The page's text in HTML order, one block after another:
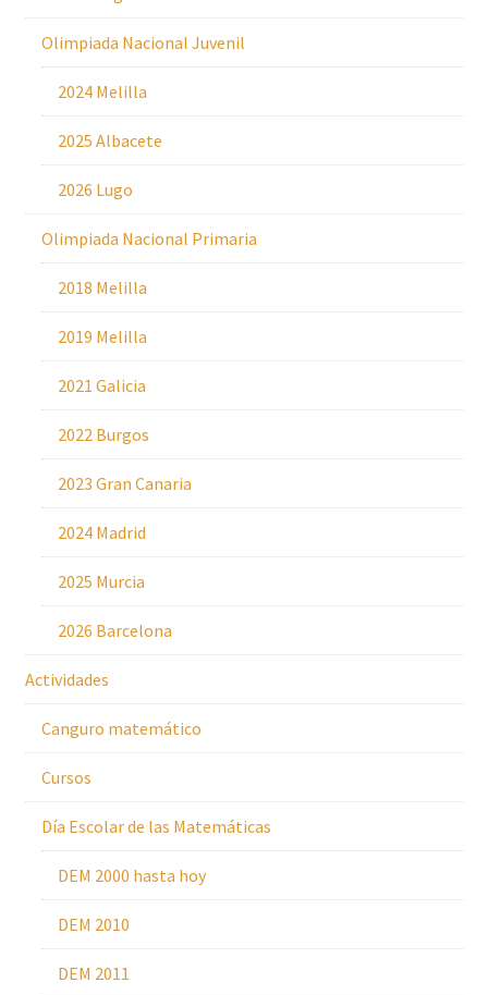
Olimpiada Nacional Juvenil
2024 Melilla
2025 Albacete
2026 Lugo
Olimpiada Nacional Primaria
2018 Melilla
2019 Melilla
2021 Galicia
2022 Burgos
2023 Gran Canaria
2024 Madrid
2025 Murcia
2026 Barcelona
Actividades
Canguro matemático
Cursos
Día Escolar de las Matemáticas
DEM 2000 hasta hoy
DEM 2010
DEM 2011